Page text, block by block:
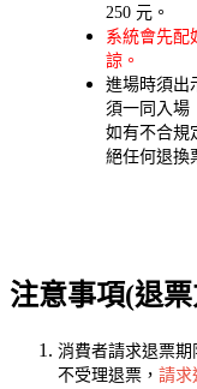
250 元。
系統會先配
諒。
進場時須出
須一同入場
如有不合規
絕任何退換
注意事項(退
消費者請求退票
不受理退票， 請求